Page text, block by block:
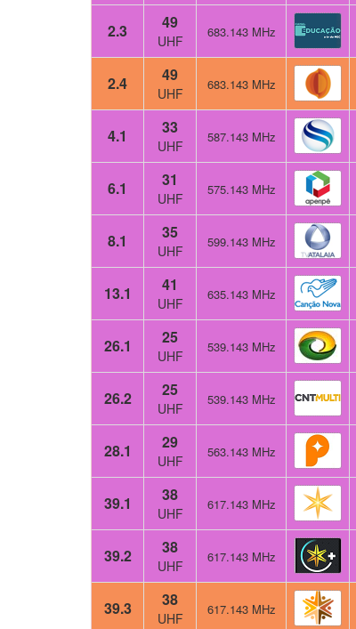
2.3 49
UHF
683.143 MHz
2.4 49
UHF
683.143 MHz
4.1 33
UHF
587.143 MHz
6.1 31
UHF
575.143 MHz
8.1 35
UHF
599.143 MHz
13.1 41
UHF
635.143 MHz
26.1 25
UHF
539.143 MHz
26.2 25
UHF
539.143 MHz
28.1 29
UHF
563.143 MHz
39.1 38
UHF
617.143 MHz
39.2 38
UHF
617.143 MHz
39.3 38
UHF
617.143 MHz